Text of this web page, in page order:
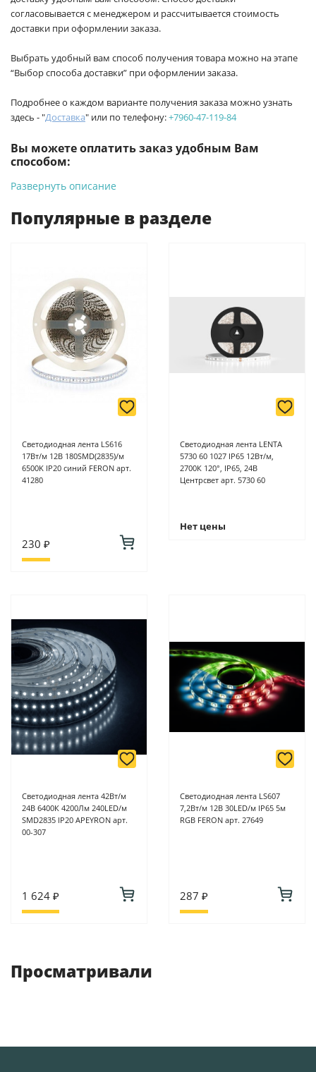
согласовывается с менеджером и рассчитывается стоимость
доставки при оформлении заказа.
Выбрать удобный вам способ получения товара можно на этапе
“Выбор способа доставки” при оформлении заказа.
Подробнее о каждом варианте получения заказа можно узнать
здесь - "Доставка" или по телефону:+7960-47-119-84
Вы можете оплатить заказ удобным Вам
способом:
-Банковской картой на сайте ProffЭлектро. Данный вид
Для юридических лиц: переводом на расчетный счет при
онлайн оплате заказа на сайте.
Подробнее о способах оплаты можно узнать здесь - "Оплата"
Развернуть описание
Популярные в разделе
Светодиодная лента LS616
17Вт/м 12В 180SMD(2835)/м
6500K IP20 синий FERON арт.
41280
230 ₽
Светодиодная лента LENTA
5730 60 1027 IP65 12Вт/м,
2700К 120°, IP65, 24В
Центрсвет арт. 5730 60
Нет цены
Светодиодная лента 42Вт/м
24В 6400К 4200Лм 240LED/м
SMD2835 IP20 APEYRON арт.
00-307
1 624 ₽
Светодиодная лента LS607
7,2Вт/м 12В 30LED/м IP65 5м
RGB FERON арт. 27649
287 ₽
Просматривали